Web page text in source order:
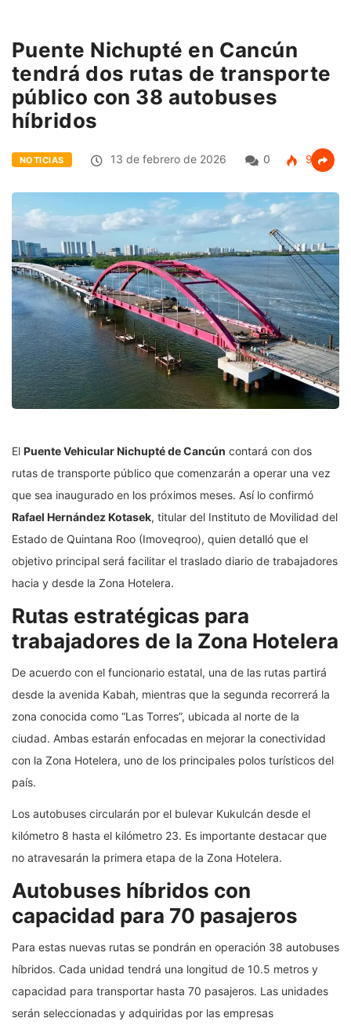
Puente Nichupté en Cancún
tendrá dos rutas de transporte
público con 38 autobuses
híbridos
NOTICIAS 13 de febrero de 2026 0 94
El Puente Vehicular Nichupté de Cancún contará con dos
rutas de transporte público que comenzarán a operar una vez
que sea inaugurado en los próximos meses. Así lo confirmó
Rafael Hernández Kotasek, titular del Instituto de Movilidad del
Estado de Quintana Roo (Imoveqroo), quien detalló que el
objetivo principal será facilitar el traslado diario de trabajadores
hacia y desde la Zona Hotelera.
Rutas estratégicas para
trabajadores de la Zona Hotelera
De acuerdo con el funcionario estatal, una de las rutas partirá
desde la avenida Kabah, mientras que la segunda recorrerá la
zona conocida como “Las Torres”, ubicada al norte de la
ciudad. Ambas estarán enfocadas en mejorar la conectividad
con la Zona Hotelera, uno de los principales polos turísticos del
país.
Los autobuses circularán por el bulevar Kukulcán desde el
kilómetro 8 hasta el kilómetro 23. Es importante destacar que
no atravesarán la primera etapa de la Zona Hotelera.
Autobuses híbridos con
capacidad para 70 pasajeros
Para estas nuevas rutas se pondrán en operación 38 autobuses
híbridos. Cada unidad tendrá una longitud de 10.5 metros y
capacidad para transportar hasta 70 pasajeros. Las unidades
serán seleccionadas y adquiridas por las empresas